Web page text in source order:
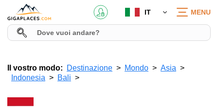
IT MENU
Il vostro modo: Destinazione Mondo
Asia
Indonesia
Bali